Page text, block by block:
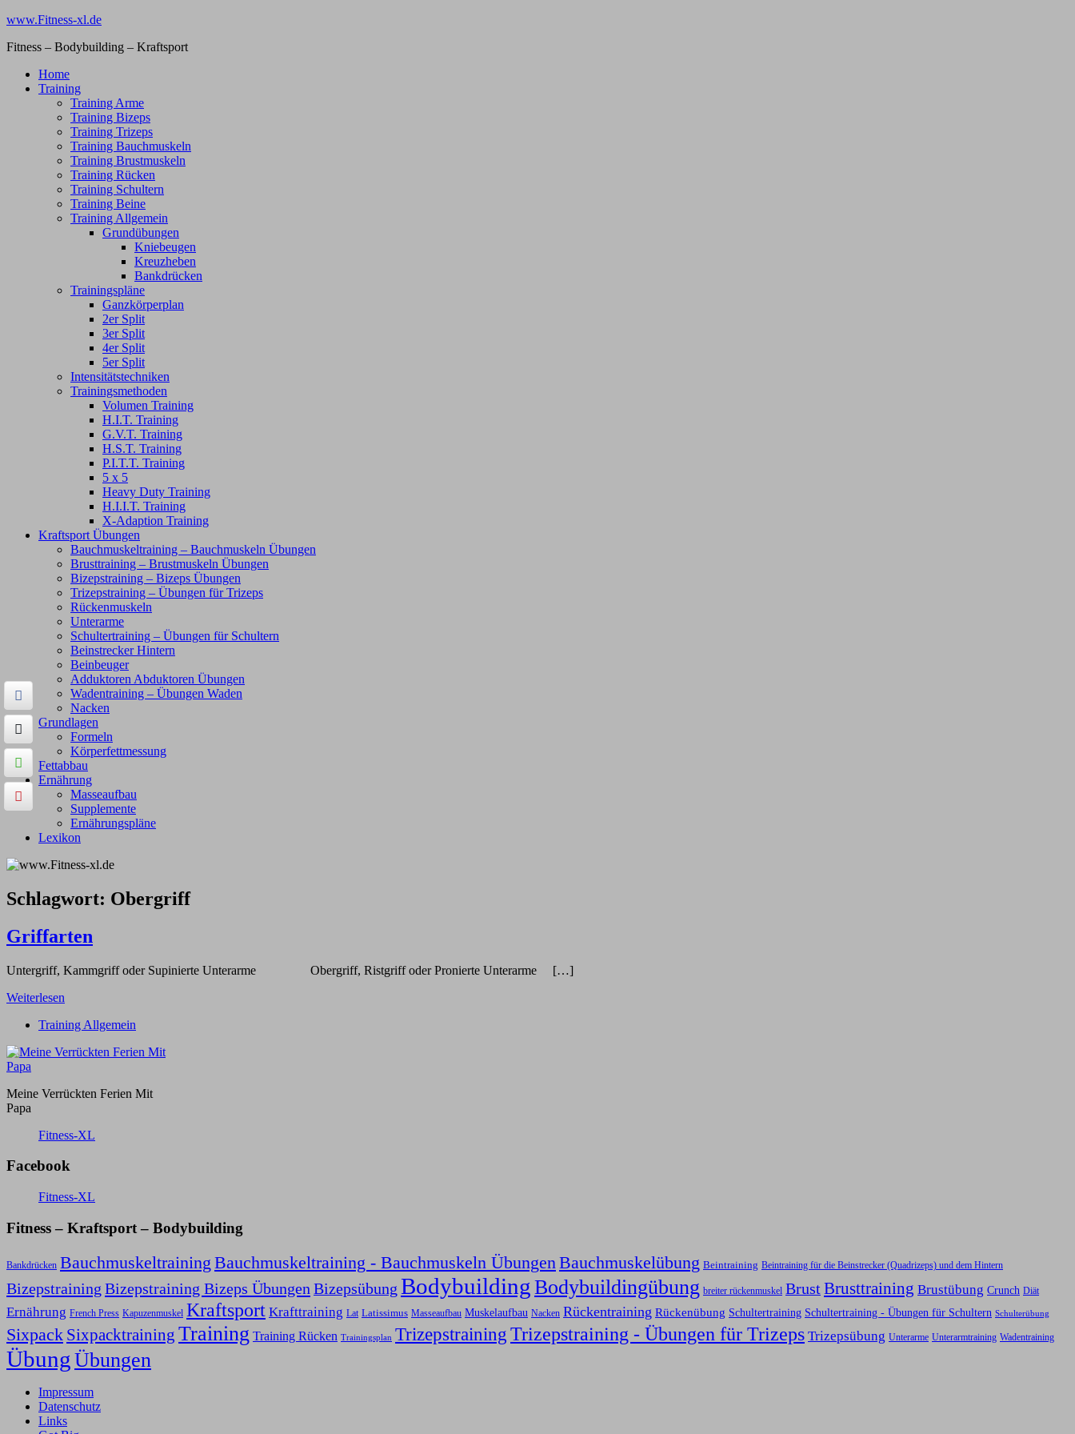
Zum
springen
www.Fitness-xl.de
Fitness – Bodybuilding – Kraftsport
Home
Training
Training Arme
Training Bizeps
Training Trizeps
Training Bauchmuskeln
Training Brustmuskeln
Training Rücken
Training Schultern
Training Beine
Training Allgemein
Grundübungen
Kniebeugen
Kreuzheben
Bankdrücken
Trainingspläne
Ganzkörperplan
2er Split
3er Split
4er Split
5er Split
Intensitätstechniken
Trainingsmethoden
Volumen Training
H.I.T. Training
G.V.T. Training
H.S.T. Training
P.I.T.T. Training
5 x 5
Heavy Duty Training
H.I.I.T. Training
X-Adaption Training
Kraftsport Übungen
Bauchmuskeltraining – Bauchmuskeln Übungen
Brusttraining – Brustmuskeln Übungen
Bizepstraining – Bizeps Übungen
Trizepstraining – Übungen für Trizeps
Rückenmuskeln
Unterarme
Schultertraining – Übungen für Schultern
Beinstrecker Hintern
Beinbeuger
Adduktoren Abduktoren Übungen
Wadentraining – Übungen Waden
Nacken
Grundlagen
Formeln
Körperfettmessung
Fettabbau
Ernährung
Masseaufbau
Supplemente
Ernährungspläne
Lexikon
Schlagwort: Obergriff
Griffarten
Untergriff, Kammgriff oder Supinierte Unterarme Obergriff, Ristgriff oder Pronierte Unterarme […]
Weiterlesen
Training Allgemein
Meine Verrückten Ferien Mit
Papa
Fitness-XL
Facebook
Fitness-XL
Fitness – Kraftsport – Bodybuilding
Bankdrücken Bauchmuskeltraining Bauchmuskeltraining - Bauchmuskeln Übungen Bauchmuskelübung Beintraining Beintraining für die Beinstrecker (Quadrizeps) und dem Hintern
Bizepstraining Bizepstraining Bizeps Übungen Bizepsübung BodybuildingBodybuildingübung breiter rückenmuskel Brust Brusttraining Brustübung Crunch Diät
Ernährung French Press Kapuzenmuskel Kraftsport Krafttraining Lat Latissimus Masseaufbau Muskelaufbau Nacken Rückentraining Rückenübung Schultertraining Schultertraining - Übungen für Schultern Schulterübung
Sixpack Sixpacktraining Training Training Rücken Trainingsplan TrizepstrainingTrizepstraining - Übungen für Trizeps Trizepsübung Unterarme Unterarmtraining Wadentraining
ÜbungÜbungen
Impressum
Datenschutz
Links